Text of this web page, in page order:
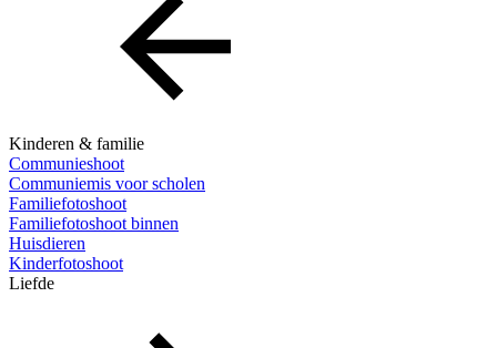
Kinderen & familie
Communieshoot
Communiemis voor scholen
Familiefotoshoot
Familiefotoshoot binnen
Huisdieren
Kinderfotoshoot
Liefde